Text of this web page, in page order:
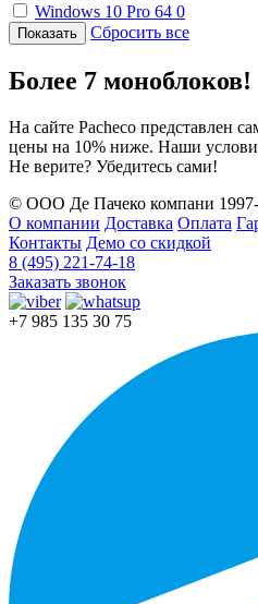
Windows 10 Pro 64 0
Сбросить все
Более 7 моноблоков!
На сайте Pacheco представлен
цены на 10% ниже. Наши
Не верите? Убедитесь сами!
© ООО Де Пачеко компани 1997-
О компании Доставка Оплата
Контакты Демо со скидкой
8 (495) 221-74-18
Заказать звонок
+7 985 135 30 75